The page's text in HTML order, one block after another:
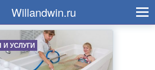
Willandwin.ru
УСЛУГИ